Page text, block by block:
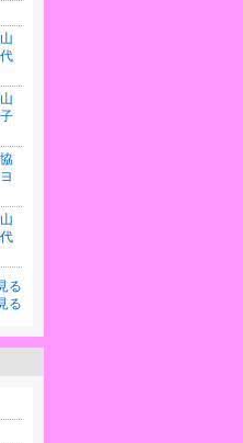
る
る